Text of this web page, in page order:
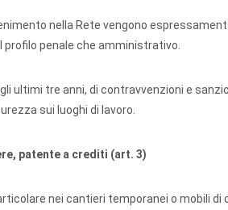
nella Rete vengono
penale che amministrativo.
ultimi tre anni, di contravvenzioni e
sui luoghi di lavoro.
patente a crediti (art. 3)
nei cantieri temporanei o mobili di